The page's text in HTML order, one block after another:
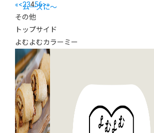
ムーズに～
«<23456>»
その他
トップサイド
よむよむカラーミー